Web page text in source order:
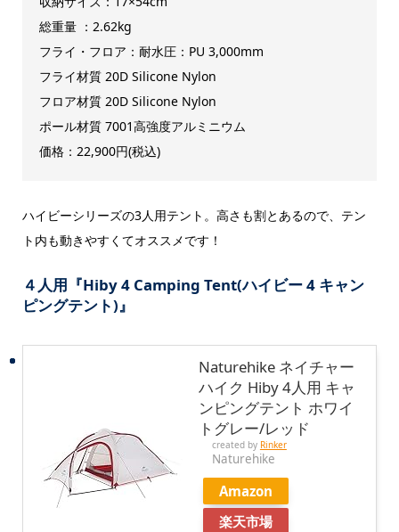
総重量 ：2.62kg
フライ・フロア：耐水圧：PU 3,000mm
フライ材質 20D Silicone Nylon
フロア材質 20D Silicone Nylon
ポール材質 7001高強度アルミニウム
価格：22,900円(税込)
ハイビーシリーズの3人用テント。高さも割とあるので、テン
ト内も動きやすくてオススメです！
４人用『Hiby 4 Camping Tent(ハイビー 4 キャン
ピングテント)』
Naturehike ネイチャー
ハイク Hiby 4人用 キャ
ンピングテント ホワイ
トグレー/レッド
created by Rinker
Naturehike
Amazon
楽天市場